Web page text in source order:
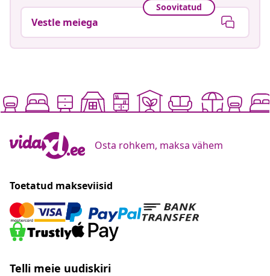
Soovitatud
Vestle meiega
Osta rohkem, maksa vähem
Toetatud makseviisid
Telli meie uudiskiri